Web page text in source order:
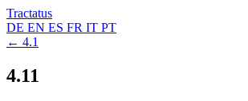
Tractatus
DE EN ES FR IT PT
← 4.1
4.11